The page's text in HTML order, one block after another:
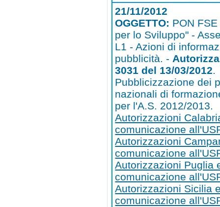
21/11/2012
OGGETTO: PON
per lo Sviluppo" -
L1 - Azioni di
pubblicità. -
3031 del 13/03/2012.
Pubblicizzazione dei
nazionali di
per l'A.S. 2012/2013.
Autorizzazioni
comunicazione
Autorizzazioni
comunicazione
Autorizzazioni Puglia
comunicazione
Autorizzazioni Sicilia
comunicazione